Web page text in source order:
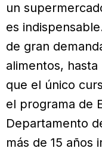
un
es
de gran
alimentos,
que el único
el programa de
Departamento
más de 15 años